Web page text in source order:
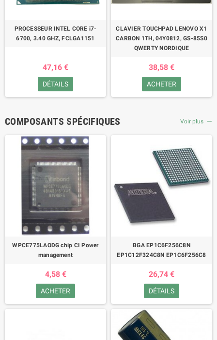
PROCESSEUR INTEL CORE i7-
6700, 3.40 GHZ, FCLGA1151
47,16 €
DÉTAILS
CLAVIER TOUCHPAD LENOVO X1
CARBON 1TH, 04Y0812, GS-85S0
QWERTY NORDIQUE
38,58 €
ACHETER
COMPOSANTS SPÉCIFIQUES Voir plus trending_flat
WPCE775LAODG chip CI Power
management
4,58 €
ACHETER
BGA EP1C6F256C8N
EP1C12F324C8N EP1C6F256C8
26,74 €
DÉTAILS